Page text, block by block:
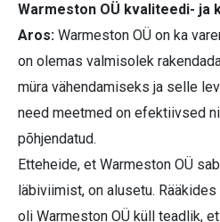
Warmeston OÜ kvaliteedi- ja
Aros: Warmeston OÜ on ka
on olemas valmisolek
müra vähendamiseks ja selle
need meetmed on efektiivsed
põhjendatud.
Etteheide, et Warmeston OÜ
läbiviimist, on alusetu.
oli Warmeston OÜ küll teadlik,